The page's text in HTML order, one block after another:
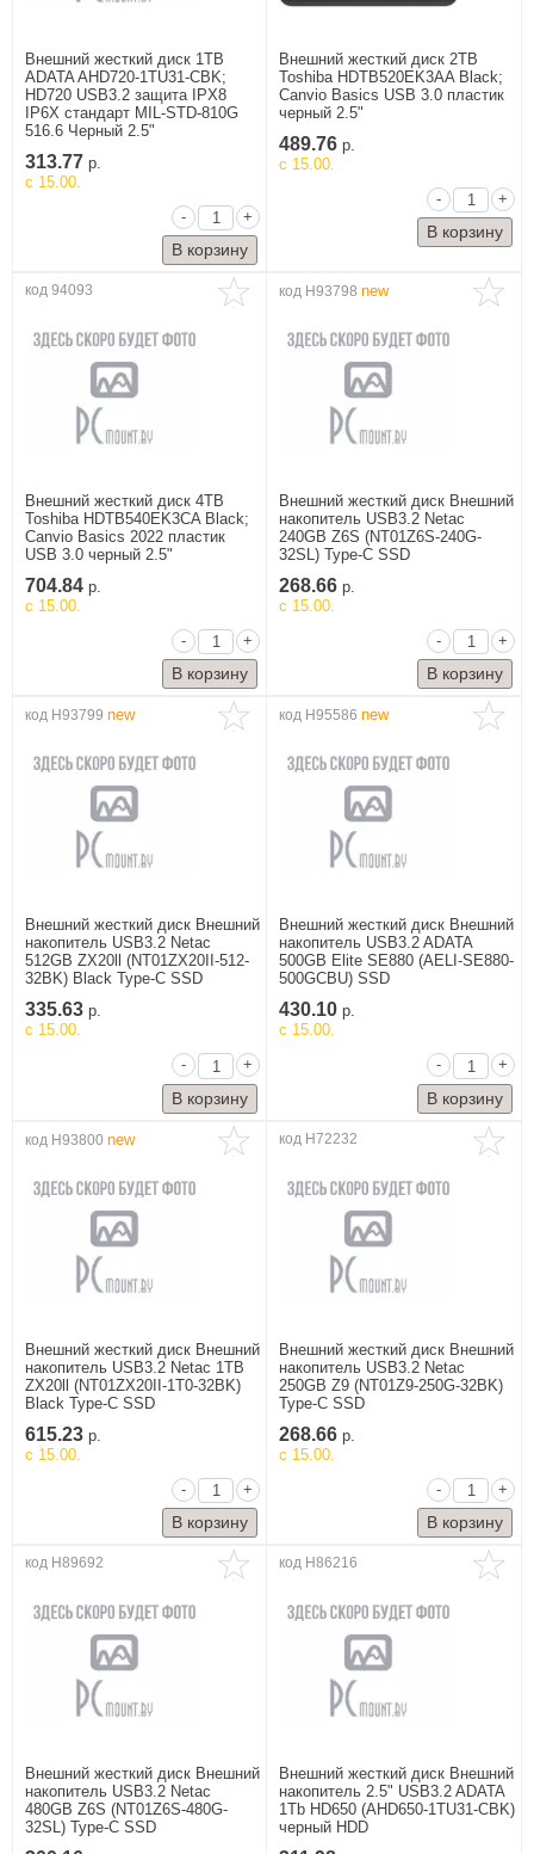
Мультимедиа
периферия
Техника для
печати и дизайна
Электропитание
Клавиатуры
SSD
Электроника
Аудиотехника
Видеоигры
телефоны и
аксессуары
Музыкальное
оборудование
Планшеты,
оборудование
Умный дом и
видеонаблюдение
Кронштейны и стойки для
телевизоров
Медиаплееры
3D принтеры
Батарейки
Деревообработка
Магниты
Радиокомпоненты
инструмент
Монтажный инструмент
Лазерные дальномеры
1 по супер-цене
Плиты
2 по супер-цене
1 по супер-цене
Роботы для мойки окон
Аксессуары для пылесосов
1 по супер-цене
Виброплиты
Органайзеры
Средства для ухода
Сумки и рюкзаки для
нотбуков
Браслеты умные и фитнес
Картриджи
6 по супер-цене
2 по супер-цене
Торговое оборудование
Прочее б/у
конверты б/у
Аудио-видео техника б/у
Внешний жесткий диск 1TB
ADATA AHD720-1TU31-CBK;
HD720 USB3.2 защита IPX8
IP6X стандарт MIL-STD-810G
516.6 Черный 2.5"
313.77 р.
c 15.00.
-
+
Внешний жесткий диск 2TB
Toshiba HDTB520EK3AA Black;
Canvio Basics USB 3.0 пластик
черный 2.5"
489.76 р.
c 15.00.
-
+
код 94093
Внешний жесткий диск 4TB
Toshiba HDTB540EK3CA Black;
Canvio Basics 2022 пластик
USB 3.0 черный 2.5"
704.84 р.
c 15.00.
-
+
код H93798 new
Внешний жесткий диск Внешний
накопитель USB3.2 Netac
240GB Z6S (NT01Z6S-240G-
32SL) Type-C SSD
268.66 р.
c 15.00.
-
+
код H93799 new
Внешний жесткий диск Внешний
накопитель USB3.2 Netac
512GB ZX20ll (NT01ZX20II-512-
32BK) Black Type-C SSD
335.63 р.
c 15.00.
-
+
код H95586 new
Внешний жесткий диск Внешний
накопитель USB3.2 ADATA
500GB Elite SE880 (AELI-SE880-
500GCBU) SSD
430.10 р.
c 15.00.
-
+
код H93800 new
Внешний жесткий диск Внешний
накопитель USB3.2 Netac 1TB
ZX20ll (NT01ZX20II-1T0-32BK)
Black Type-C SSD
615.23 р.
c 15.00.
-
+
код H72232
Внешний жесткий диск Внешний
накопитель USB3.2 Netac
250GB Z9 (NT01Z9-250G-32BK)
Type-C SSD
268.66 р.
c 15.00.
-
+
код H89692
Внешний жесткий диск Внешний
накопитель USB3.2 Netac
480GB Z6S (NT01Z6S-480G-
32SL) Type-C SSD
код H86216
Внешний жесткий диск Внешний
накопитель 2.5" USB3.2 ADATA
1Tb HD650 (AHD650-1TU31-CBK)
черный HDD